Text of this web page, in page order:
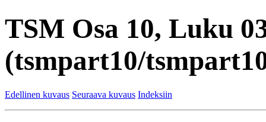
TSM Osa 10, Luku
(tsmpart10/
Edellinen kuvaus Seuraava kuvaus Indeksiin